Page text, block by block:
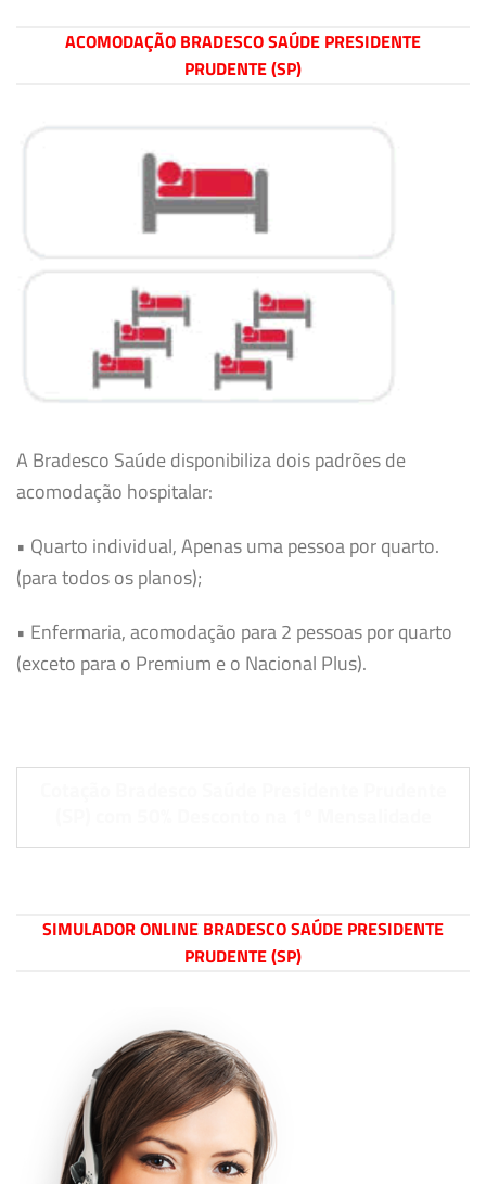
ACOMODAÇÃO BRADESCO SAÚDE PRESIDENTE
PRUDENTE (SP)
A Bradesco Saúde disponibiliza dois padrões de
acomodação hospitalar:
• Quarto individual, Apenas uma pessoa por quarto.
(para todos os planos);
• Enfermaria, acomodação para 2 pessoas por quarto
(exceto para o Premium e o Nacional Plus).
SIMULADOR ONLINE BRADESCO SAÚDE PRESIDENTE
PRUDENTE (SP)